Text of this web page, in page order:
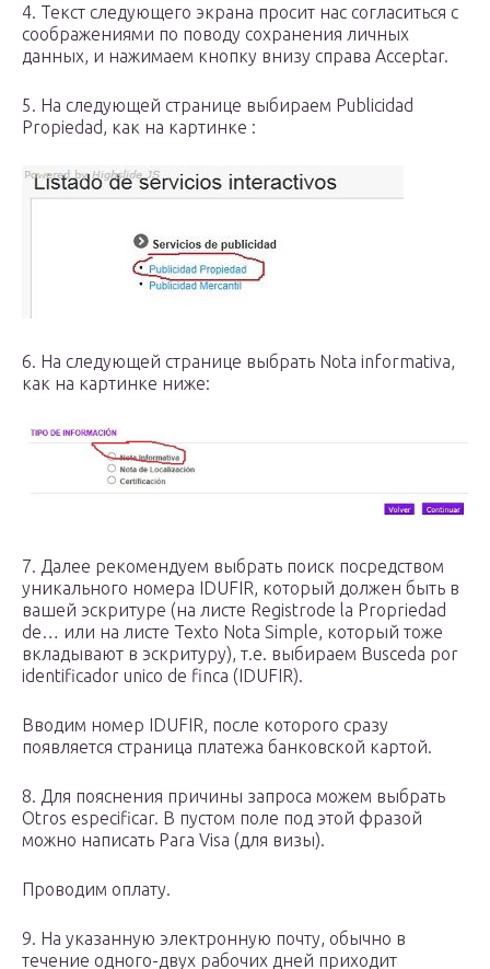
4. Текст следующего экрана просит нас согласиться с
соображениями по поводу сохранения личных
данных, и нажимаем кнопку внизу справа Acceptar.
5. На следующей странице выбираем Publicidad
Propiedad, как на картинке :
6. На следующей странице выбрать Nota informativa,
как на картинке ниже:
7. Далее рекомендуем выбрать поиск посредством
уникального номера IDUFIR, который должен быть в
вашей эскритуре (на листе Registrode la Propriedad
de… или на листе Texto Nota Simple, который тоже
вкладывают в эскритуру), т.е. выбираем Busceda por
identificador unico de finca (IDUFIR).
Вводим номер IDUFIR, после которого сразу
появляется страница платежа банковской картой.
8. Для пояснения причины запроса можем выбрать
Otros especificar. В пустом поле под этой фразой
можно написать Para Visa (для визы).
Проводим оплату.
9. На указанную электронную почту, обычно в
течение одного-двух рабочих дней приходит